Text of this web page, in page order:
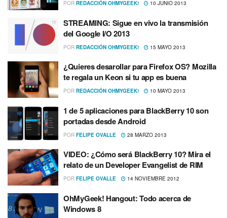
POR REDACCIÓN OHMYGEEK! 10 JUNIO 2013
STREAMING: Sigue en vivo la transmisión
del Google I/O 2013
POR REDACCIÓN OHMYGEEK! 15 MAYO 2013
¿Quieres desarollar para Firefox OS? Mozilla
te regala un Keon si tu app es buena
POR REDACCIÓN OHMYGEEK! 10 MAYO 2013
1 de 5 aplicaciones para BlackBerry 10 son
portadas desde Android
POR FELIPE OVALLE 28 MARZO 2013
VIDEO: ¿Cómo será BlackBerry 10? Mira el
relato de un Developer Evangelist de RIM
POR FELIPE OVALLE 14 NOVIEMBRE 2012
OhMyGeek! Hangout: Todo acerca de
Windows 8